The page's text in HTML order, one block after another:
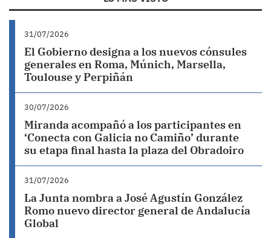
31/07/2026
El Gobierno designa a los nuevos cónsules
generales en Roma, Múnich, Marsella,
Toulouse y Perpiñán
30/07/2026
Miranda acompañó a los participantes en
‘Conecta con Galicia no Camiño’ durante
su etapa final hasta la plaza del Obradoiro
31/07/2026
La Junta nombra a José Agustín González
Romo nuevo director general de Andalucía
Global